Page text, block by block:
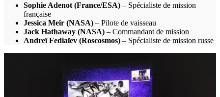
Sophie Adenot (France/ESA) – Spécialiste de mission
française
Jessica Meir (NASA) – Pilote de vaisseau
Jack Hathaway (NASA) – Commandant de mission
Andreï Fediaïev (Roscosmos) – Spécialiste de mission russe